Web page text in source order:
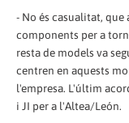
- No és casualitat, que
components per a
resta de models va
centren en aquests
l'empresa. L'últim
i JI per a l'Altea/León.